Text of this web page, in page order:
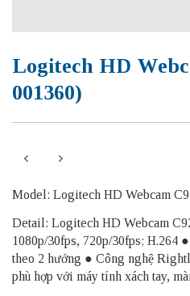
Logitech HD
001360)
Model: Logitech HD Webcam
Detail: Logitech HD Webcam
1080p/30fps, 720p/30fps; H.264
theo 2 hướng ● Công nghệ
phù hợp với máy tính xách tay,